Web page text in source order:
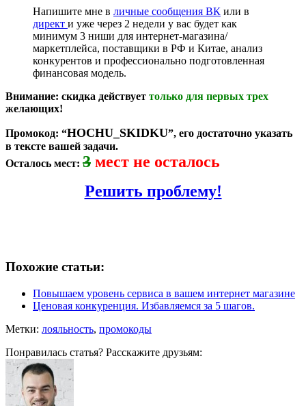
Напишите мне в личные сообщения ВК или в
директ и уже через 2 недели у вас будет как
минимум 3 ниши для интернет-магазина/
маркетплейса, поставщики в РФ и Китае, анализ
конкурентов и профессионально подготовленная
финансовая модель.
Внимание: скидка действует только для первых трех
желающих!
Промокод: “HOCHU_SKIDKU”, его достаточно указать
в тексте вашей задачи.
Осталось мест: 3 мест не осталось
Решить проблему!
Похожие статьи:
Повышаем уровень сервиса в вашем интернет магазине
Ценовая конкуренция. Избавляемся за 5 шагов.
Метки: лояльность, промокоды
Понравилась статья? Расскажите друзьям: